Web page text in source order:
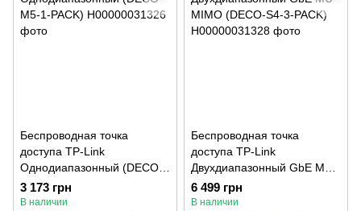
Беспроводная точка
доступа TP-Link
Однодиапазонный (DECO-
M5-1-PACK)
3 173 грн
В наличии
Беспроводная точка
доступа TP-Link
Двухдиапазонный GbE MU-
MIMO (DECO-S4-3-PACK)
6 499 грн
В наличии